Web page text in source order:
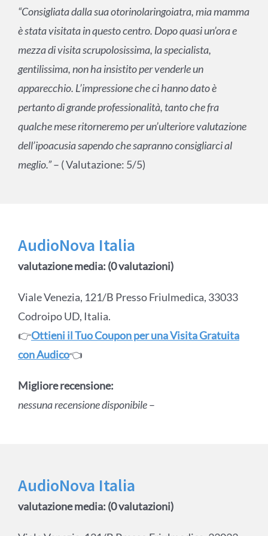
“Consigliata dalla sua otorinolaringoiatra, mia mamma
è stata visitata in questo centro. Dopo quasi un’ora e
mezza di visita scrupolosissima, la specialista,
gentilissima, non ha insistito per venderle un
apparecchio. L’impressione che ci hanno dato è
pertanto di grande professionalità, tanto che fra
qualche mese ritorneremo per un’ulteriore valutazione
dell’ipoacusia sapendo che sapranno consigliarci al
meglio.”– ( Valutazione: 5/5)
AudioNova Italia
valutazione media: (0 valutazioni)
Viale Venezia, 121/B Presso Friulmedica, 33033
Codroipo UD, Italia.
👉Ottieni il Tuo Coupon per una Visita Gratuita
con Audico👈
Migliore recensione:
nessuna recensione disponibile–
AudioNova Italia
valutazione media: (0 valutazioni)